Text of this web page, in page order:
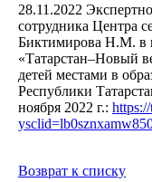
28.11.2022
сотрудника Центра
Биктимирова Н.М. в
«Татарстан–Новый
детей местами в
Республики
ноября 2022 г.:
Возврат к списку